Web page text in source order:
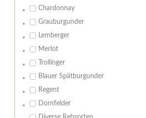
Chardonnay
Grauburgunder
Lemberger
Merlot
Trollinger
Blauer Spätburgunder
Regent
Dornfelder